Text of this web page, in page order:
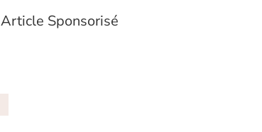
Article Sponsorisé